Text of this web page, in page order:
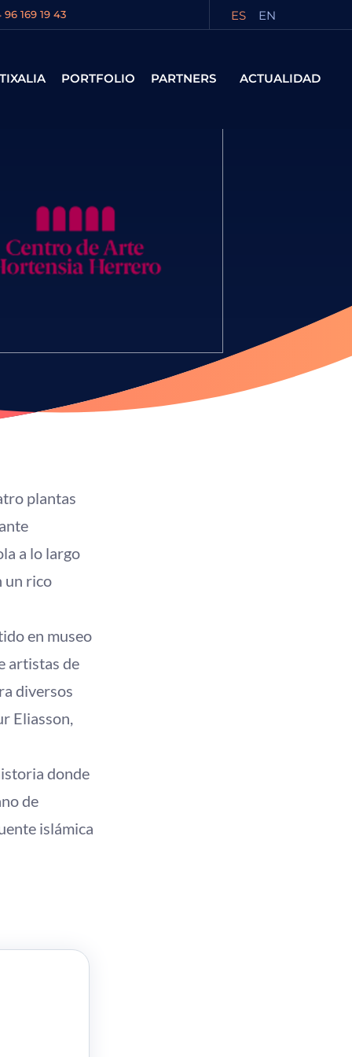
96 169 19 43 ES EN
PORTFOLIO PARTNERS ACTUALIDAD
plantas
a lo largo
un rico
en museo
artistas de
diversos
Eliasson,
donde
de
islámica